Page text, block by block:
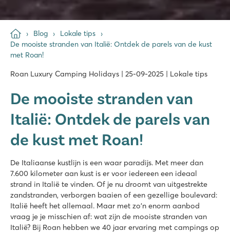
Blog
Lokale tips
De mooiste stranden van Italië: Ontdek de parels van de kust
met Roan!
Roan Luxury Camping Holidays | 25-09-2025 | Lokale tips
De mooiste stranden van
Italië: Ontdek de parels van
de kust met Roan!
De Italiaanse kustlijn is een waar paradijs. Met meer dan
7.600 kilometer aan kust is er voor iedereen een ideaal
strand in Italië te vinden. Of je nu droomt van uitgestrekte
zandstranden, verborgen baaien of een gezellige boulevard:
Italië heeft het allemaal. Maar met zo'n enorm aanbod
vraag je je misschien af: wat zijn de mooiste stranden van
Italië? Bij Roan hebben we 40 jaar ervaring met campings op